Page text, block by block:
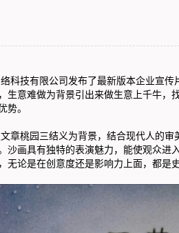
技有限公司发布了最新版本企业宣传
生意难做为背景引出来做生意上千牛，
势。
桃园三结义为背景，结合现代人的审
沙画具有独特的表演魅力，能使观众进
无论是在创意度还是影响力上面，都是史